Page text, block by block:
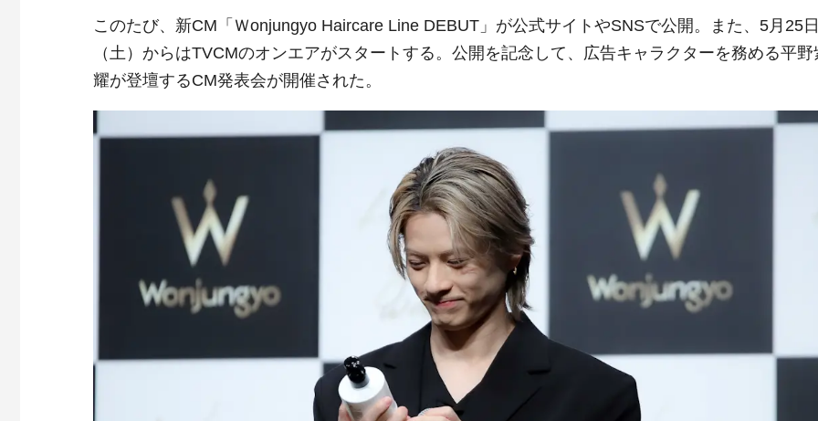
このたび、新CM「Ｗonjungyo Haircare Line DEBUT」が公式サイトやSNSで公開。また、5月25
（土）からはTVCMのオンエアがスタートする。公開を記念して、広告キャラクターを務める平野
耀が登壇するCM発表会が開催された。